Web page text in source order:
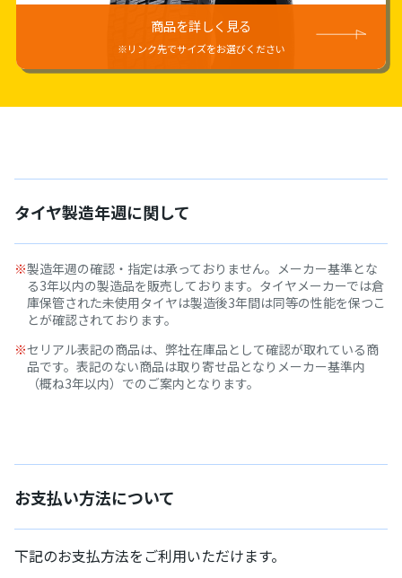
商品を詳しく見る
※リンク先でサイズをお選びください
タイヤ製造年週に関して
製造年週の確認・指定は承っておりません。メーカー基準とな
る3年以内の製造品を販売しております。タイヤメーカーでは倉
庫保管された未使用タイヤは製造後3年間は同等の性能を保つこ
とが確認されております。
セリアル表記の商品は、弊社在庫品として確認が取れている商
品です。表記のない商品は取り寄せ品となりメーカー基準内
（概ね3年以内）でのご案内となります。
お支払い方法について
下記のお支払方法をご利用いただけます。